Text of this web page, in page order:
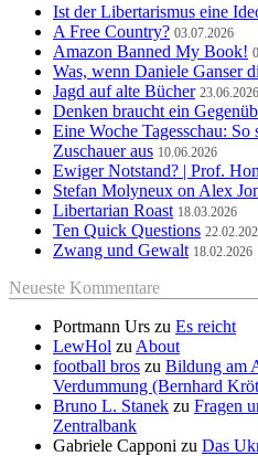
Ist der Libertarismus eine
A Free Country? 03.07.2026
Amazon Banned My Book!
Was, wenn Daniele Ganser
Jagd auf alte Bücher 23.06.2026
Denken braucht ein
Eine Woche Tagesschau:
Zuschauer aus 10.06.2026
Ewiger Notstand? | Prof.
Stefan Molyneux on Alex
Libertarian Roast 18.03.2026
Ten Quick Questions
Zwang und Gewalt 18.02.2026
Neueste Kommentare
Portmann Urs zu Es reicht
LewHol zu About
football bros zu Bildung am
Verdummung (Bernhard
Bruno L. Stanek zu Fragen
Zentralbank
Gabriele Capponi zu Das